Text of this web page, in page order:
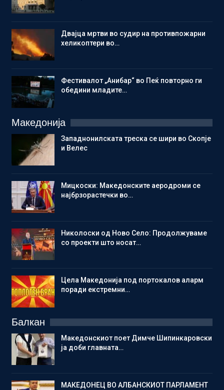
Двајца мртви во судир на противпожарни
хеликоптери во…
Фестивалот „Анибар“ во Пеќ повторно ги
обедини младите…
Македонија
Западнонилската треска се шири во Скопје
и Велес
Мицкоски: Македонските аеродроми се
најбрзорастечки во…
Николоски од Ново Село: Продолжуваме
со проекти што носат…
Цела Македонија под портокалов аларм
поради екстремни…
Балкан
Македонскиот поет Димче Шипинкаровски
ја доби главната…
МАКЕДОНЕЦ ВО АЛБАНСКИОТ ПАРЛАМЕНТ